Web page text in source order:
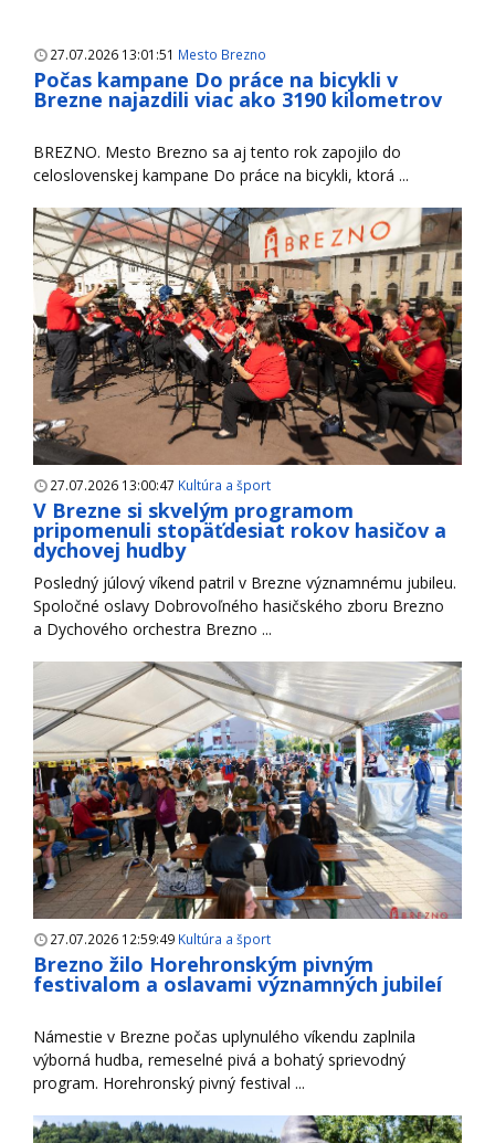
27.07.2026 13:01:51 Mesto Brezno
Počas kampane Do práce na bicykli v
Brezne najazdili viac ako 3190 kilometrov
BREZNO. Mesto Brezno sa aj tento rok zapojilo do
celoslovenskej kampane Do práce na bicykli, ktorá ...
27.07.2026 13:00:47 Kultúra a šport
V Brezne si skvelým programom
pripomenuli stopäťdesiat rokov hasičov a
dychovej hudby
Posledný júlový víkend patril v Brezne významnému jubileu.
Spoločné oslavy Dobrovoľného hasičského zboru Brezno
a Dychového orchestra Brezno ...
27.07.2026 12:59:49 Kultúra a šport
Brezno žilo Horehronským pivným
festivalom a oslavami významných jubileí
Námestie v Brezne počas uplynulého víkendu zaplnila
výborná hudba, remeselné pivá a bohatý sprievodný
program. Horehronský pivný festival ...